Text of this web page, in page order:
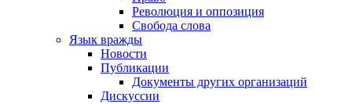
Революция и оппозиция
Свобода слова
Язык вражды
Новости
Публикации
Документы других организаций
Дискуссии